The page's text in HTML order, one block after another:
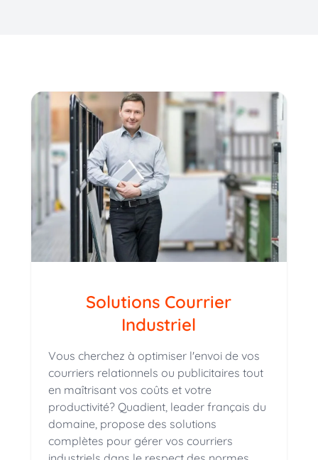
Solutions Courrier
Industriel
Vous cherchez à optimiser l'envoi de vos
courriers relationnels ou publicitaires tout
en maîtrisant vos coûts et votre
productivité? Quadient, leader français du
domaine, propose des solutions
complètes pour gérer vos courriers